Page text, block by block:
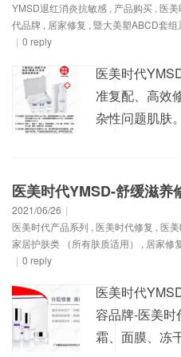
舒缓镇静、补
肌肤的作用...
YMSD退红消炎抗敏感 , 产品购买 , 医美
代品牌 , 居家修复 , 暨大美塑ABCD套组
| 0 reply
医美时代
准复配、高效
杂性问题肌肤
产品，美白、
官方客服微信
合多肽冻干...
医美时代YMSD-舒缓滋养
2021/06/26 |
医美时代产品系列 , 医美时代修复 , 医
家居护肤类 （所有肤质适用）
, 居家修
| 0 reply
医美时代
容品牌-医美时
霜、面膜、冻